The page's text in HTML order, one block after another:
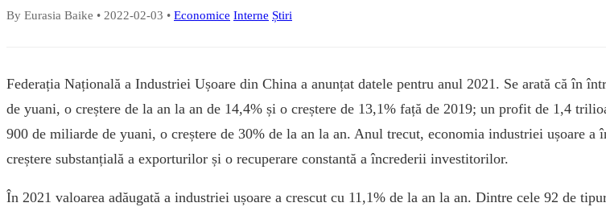
By Eurasia Baike • 2022-02-03 • Economice Interne Știri
Federația Națională a Industriei Ușoare din China a anunțat datele pentru anul 2021. Se arată că în
de yuani, o creștere de la an la an de 14,4% și o creștere de 13,1% față de 2019; un profit de 1,4
900 de miliarde de yuani, o creștere de 30% de la an la an. Anul trecut, economia industriei ușoare
creștere substanțială a exporturilor și o recuperare constantă a încrederii investitorilor.
În 2021 valoarea adăugată a industriei ușoare a crescut cu 11,1% de la an la an. Dintre cele 92 de